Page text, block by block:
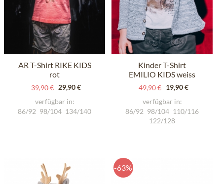
AR T-Shirt RIKE KIDS
rot
39,90 € 29,90 €
verfügbar in:
86/92 98/104 134/140
Kinder T-Shirt
EMILIO KIDS weiss
49,90 € 19,90 €
verfügbar in:
86/92 98/104 110/116
122/128
-63%